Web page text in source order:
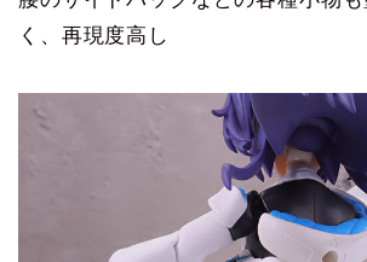
く、再現度高し